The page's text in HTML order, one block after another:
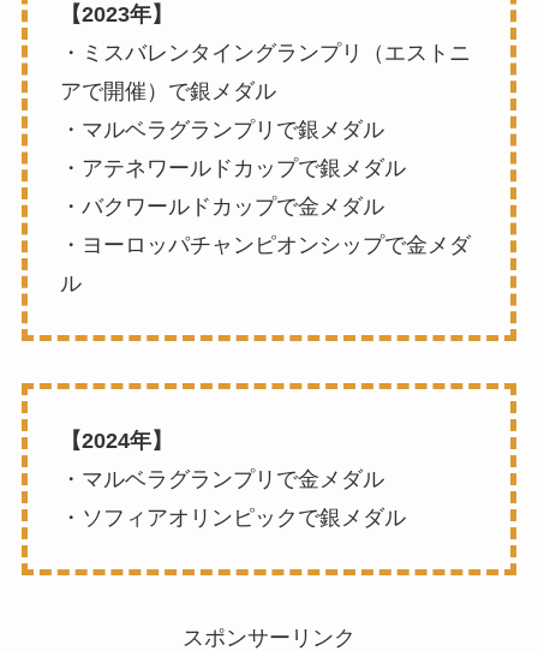
【2023年】
・ミスバレンタイングランプリ（エストニ
アで開催）で銀メダル
・マルベラグランプリで銀メダル
・アテネワールドカップで銀メダル
・バクワールドカップで金メダル
・ヨーロッパチャンピオンシップで金メダ
ル
【2024年】
・マルベラグランプリで金メダル
・ソフィアオリンピックで銀メダル
スポンサーリンク